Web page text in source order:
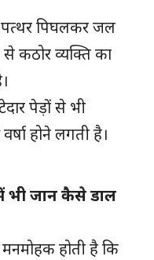
पिघलकर जल
कठोर व्यक्ति का
पेड़ों से भी
होने लगती है।
भी जान कैसे डाल
होती है कि